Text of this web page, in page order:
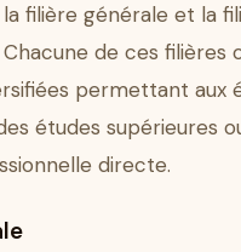
filière générale et la
de ces filières
permettant aux
études supérieures
directe.